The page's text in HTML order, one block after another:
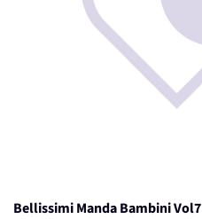
Bellissimi Manda Bambini Vol7